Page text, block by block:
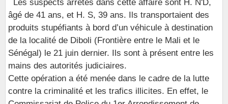
Les suspects arrêtés dans cette affaire sont H. N'D,
âgé de 41 ans, et H. S, 39 ans. Ils transportaient des
produits stupéfiants à bord d’un véhicule à destination
de la localité de Diboli (Frontière entre le Mali et le
Sénégal) le 21 juin dernier. Ils sont à présent entre les
mains des autorités judiciaires.
Cette opération a été menée dans le cadre de la lutte
contre la criminalité et les trafics illicites. En effet, le